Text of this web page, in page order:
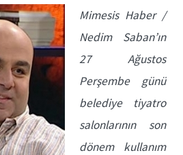
Mimesis Haber /
Nedim Saban’ın
27 Ağustos
Perşembe günü
belediye tiyatro
salonlarının son
dönem kullanım